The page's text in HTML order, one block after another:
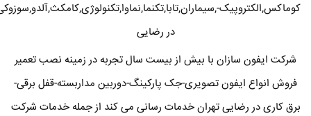
کوماکس,الکتروپیک-
در رضایی
شرکت ایفون سازان با بیش از بیست سال تجربه در زمینه نصب تعمیر
فروش انواع ایفون تصویری-جک پارکینگ-دوربین مداربسته-قفل برقی-
برق کاری در رضایی تهران خدمات رسانی می کند از جمله خدمات شرکت